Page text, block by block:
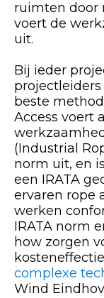
ruimten door
voert de
uit.
Bij ieder
beste
Access voert
(Industrial
norm uit, en
een IRATA
ervaren rope
werken
IRATA norm
how zorgen
complexe
Wind